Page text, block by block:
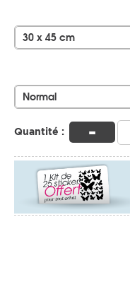
30 x 45 cm
Normal
Quantité : -